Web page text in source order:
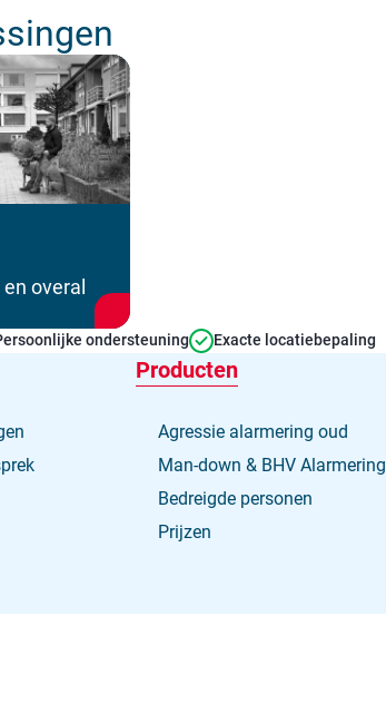
overal
ondersteuning Exacte locatiebepaling
Producten
Agressie alarmering oud
Man-down & BHV Alarmering
Bedreigde personen
Prijzen